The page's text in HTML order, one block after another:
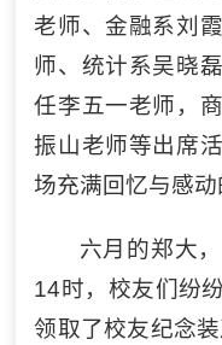
老师、金融系刘
师、统计系吴晓
任李五一老师，
振山老师等出席
场充满回忆与感动
六月的郑大
14时，校友们纷
领取了校友纪念